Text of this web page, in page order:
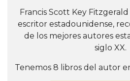
Francis Scott Key
escritor estadounidense,
de los mejores autores
siglo XX.
Tenemos 8 libros del autor